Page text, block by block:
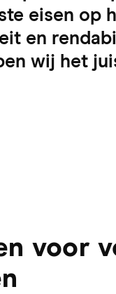
eisen op
en
wij het
voor